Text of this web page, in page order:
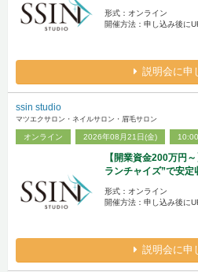
形式：オンライン
開催方法：申し込み後に
説明会に申
ssin studio
マツエクサロン・ネイルサロン・眉毛サロン
オンライン 2026年08月21日(金)
【開業資金200万円
ランチャイズ”で安定
形式：オンライン
開催方法：申し込み後に
説明会に申